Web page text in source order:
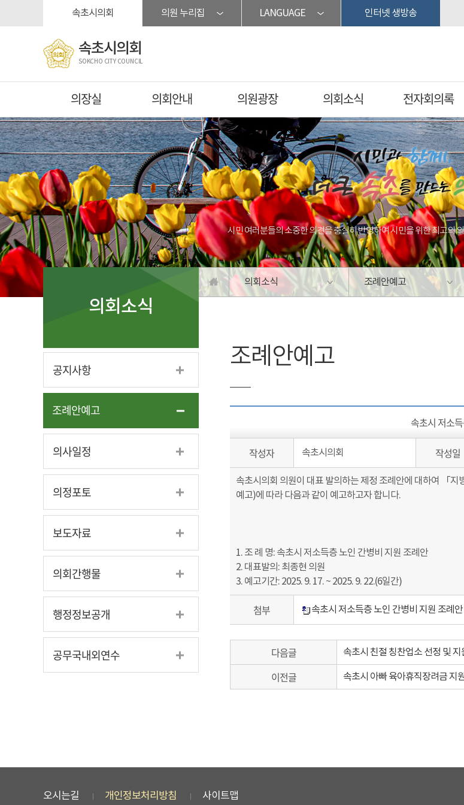
속초시의회 의원 누리집 LANGUAGE 인터넷 생방송
속초시의회
SOKCHO CITY COUNCIL
의장실 의회안내 의원광장 의회소식 전자회의록
시민 여러분들의 소중한 의견을 충실히 반영하여 시민을 위한 최고의
의회소식
공지사항
조례안예고
의사일정
의정포토
보도자료
의회간행물
행정정보공개
공무국내외연수
의회소식 조례안예고
조례안예고
속초시 저소
작성자 속초시의회 작성일
속초시의회 의원이 대표 발의하는 제정 조례안에 대하여 「
예고)에 따라 다음과 같이 예고하고자 합니다.
1. 조 례 명: 속초시 저소득층 노인 간병비 지원 조례안
2. 대표발의: 최종현 의원
3. 예고기간: 2025. 9. 17. ~ 2025. 9. 22.(6일간)
첨부 속초시 저소득층 노인 간병비 지원 조례
다음글 속초시 친절 칭찬업소 선정 및
이전글 속초시 아빠 육아휴직장려금 지
오시는길
개인정보처리방침 사이트맵